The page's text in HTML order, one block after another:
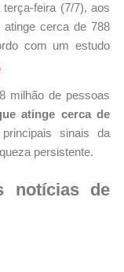
feira (7/7), aos
cerca de 788
com um estudo
milhão de pessoas
atinge cerca de
sinais da
persistente.
notícias de